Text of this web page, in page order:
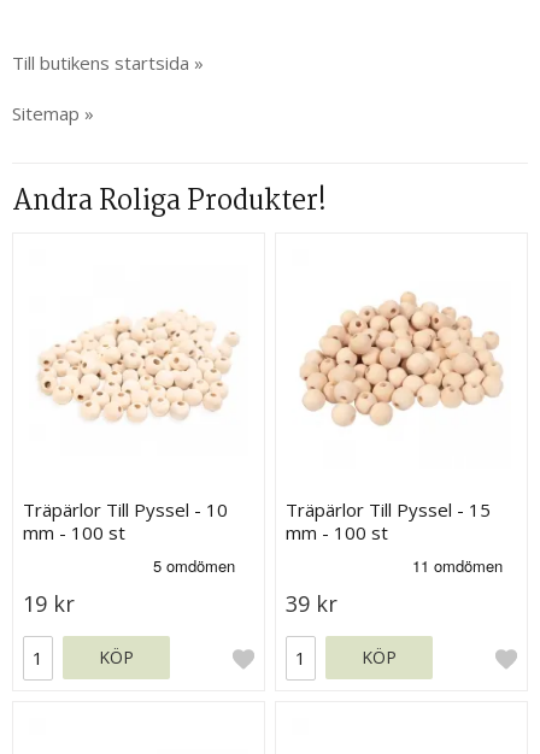
Till butikens startsida »
Sitemap »
Andra Roliga Produkter!
Träpärlor Till Pyssel - 10
mm - 100 st
19 kr
KÖP
Träpärlor Till Pyssel - 15
mm - 100 st
39 kr
KÖP